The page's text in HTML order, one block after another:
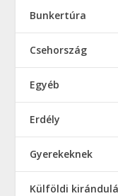
Bunkertúra
Csehország
Egyéb
Erdély
Gyerekeknek
Külföldi